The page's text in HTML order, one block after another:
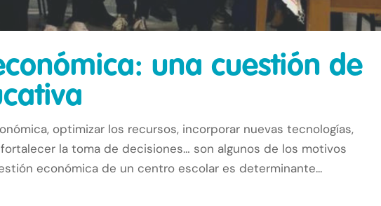
una cuestión de
optimizar los recursos, incorporar nuevas tecnologías,
la toma de decisiones… son algunos de los motivos
económica de un centro escolar es determinante...